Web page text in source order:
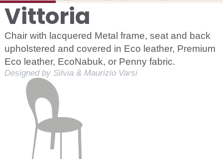
Vittoria
Chair with lacquered Metal frame, seat and back
upholstered and covered in Eco leather, Premium
Eco leather, EcoNabuk, or Penny fabric.
Designed by Silvia & Maurizio Varsi